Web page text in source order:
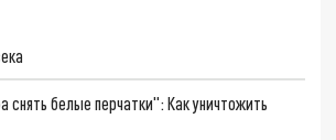
снять белые перчатки": Как уничтожить